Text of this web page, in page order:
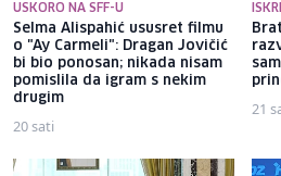
USKORO NA SFF-U
Selma Alispahić ususret filmu
o "Ay Carmeli": Dragan Jovičić
bi bio ponosan; nikada nisam
pomislila da igram s nekim
drugim
20 sati
21